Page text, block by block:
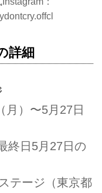
詳細
月）〜5月27日
終日5月27日の
テージ（東京都